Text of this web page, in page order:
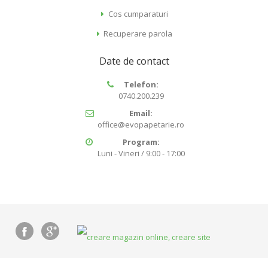
Cos cumparaturi
Recuperare parola
Date de contact
Telefon:
0740.200.239
Email:
office@evopapetarie.ro
Program:
Luni - Vineri / 9:00 - 17:00